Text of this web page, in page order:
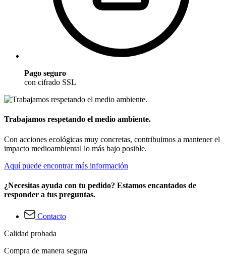
Pago seguro
con cifrado SSL
Trabajamos respetando el medio ambiente.
Con acciones ecológicas muy concretas, contribuimos a mantener el
impacto medioambiental lo más bajo posible.
Aquí puede encontrar más información
¿Necesitas ayuda con tu pedido? Estamos encantados de
responder a tus preguntas.
Contacto
Calidad probada
Compra de manera segura